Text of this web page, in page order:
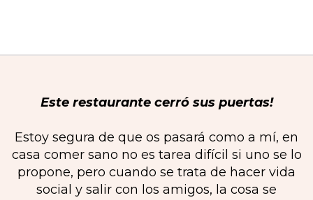
Este restaurante cerró sus puertas!
Estoy segura de que os pasará como a mí, en
casa comer sano no es tarea difícil si uno se lo
propone, pero cuando se trata de hacer vida
social y salir con los amigos, la cosa se